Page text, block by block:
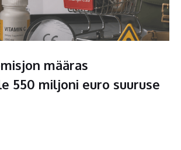
määras
550 miljoni euro suuruse